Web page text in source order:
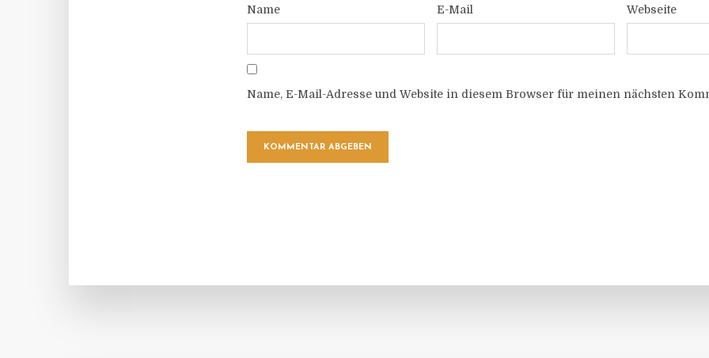
Name E-Mail Webseite
Name, E-Mail-Adresse und Website in diesem Browser für meinen nächsten